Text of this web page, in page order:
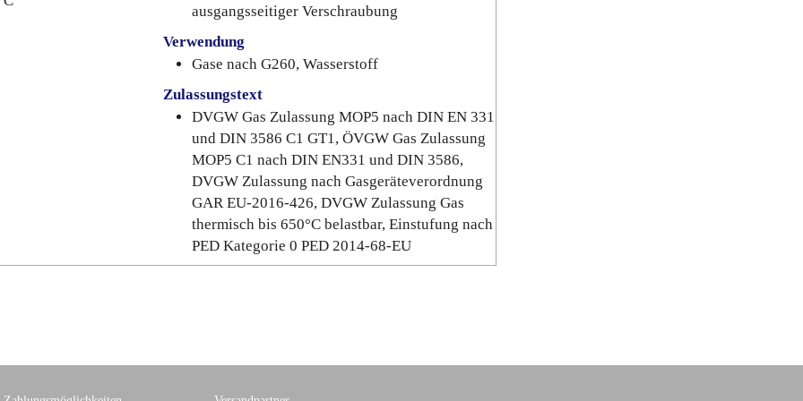
ausgangsseitiger Verschraubung
Verwendung
Gase nach G260, Wasserstoff
Zulassungstext
DVGW Gas Zulassung MOP5 nach DIN EN 331
und DIN 3586 C1 GT1, ÖVGW Gas Zulassung
MOP5 C1 nach DIN EN331 und DIN 3586,
DVGW Zulassung nach Gasgeräteverordnung
GAR EU-2016-426, DVGW Zulassung Gas
thermisch bis 650°C belastbar, Einstufung nach
PED Kategorie 0 PED 2014-68-EU